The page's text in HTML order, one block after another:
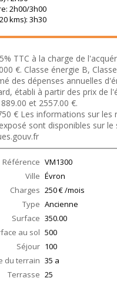
2h00/3h00
kms): 3h30
TTC à la charge de
€. Classe énergie B,
des dépenses annuelles
établi à partir des prix de
et 2557.00 €.
€ Les informations sur les
sont disponibles sur le
Référence VM1300
Ville Évron
Charges 250 € /mois
Type Ancienne
Surface 350.00
au sol 500
Séjour 100
du terrain 35 a
Terrasse 25